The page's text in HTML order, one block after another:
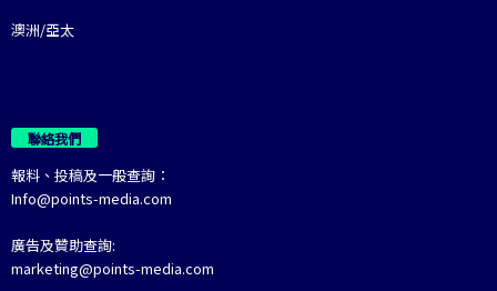
澳洲/亞太
聯絡我們
報料、投稿及一般查詢：
Info@points-media.com
廣告及贊助查詢:
marketing@points-media.com